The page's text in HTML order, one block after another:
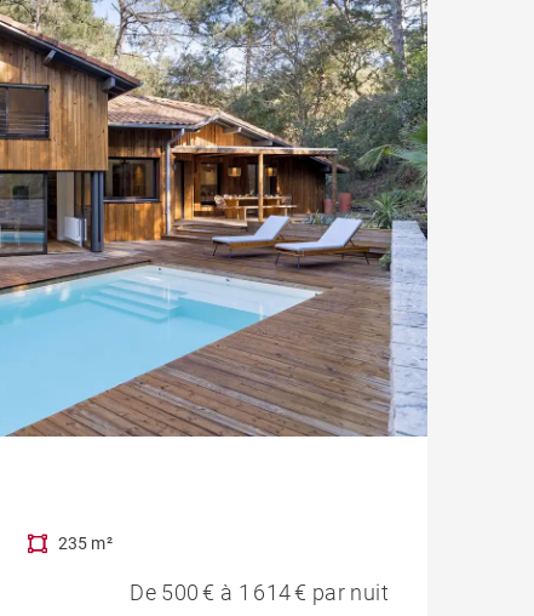
235 m²
De 500 € à 1 614 € par nuit